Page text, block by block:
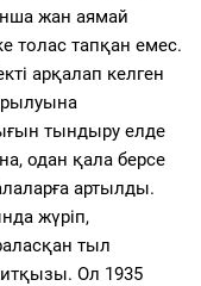
жан аямай
толас тапқан емес.
арқалап келген
тындыру елде
одан қала берсе
артылды.
жүріп,
тыл
Ол 1935